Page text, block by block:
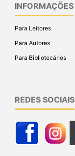
INFORMAÇÕES
Para Leitores
Para Autores
Para Bibliotecários
REDES SOCIAIS